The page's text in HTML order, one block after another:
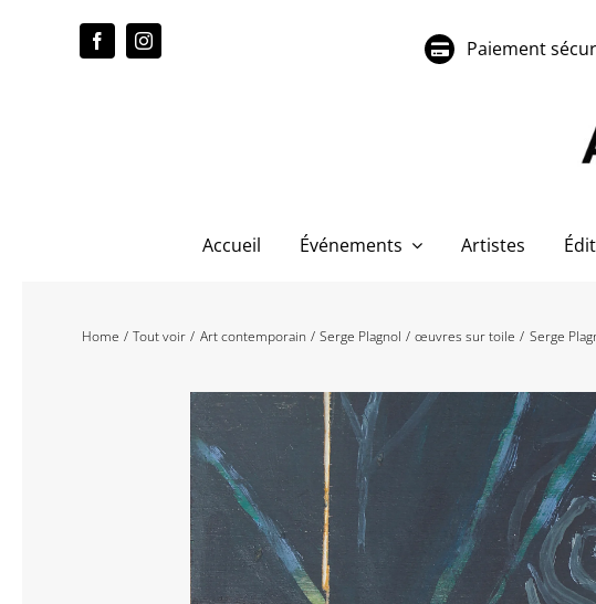
Paiement
Accueil Événements Artistes
Home Tout voir Art contemporain Serge Plagnol œuvres sur toile Serge